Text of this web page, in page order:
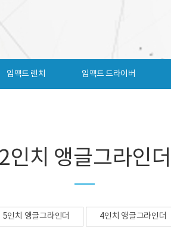
임팩트 렌치 임팩트 드라이버
2인치 앵글그라인더
5인치 앵글그라인더 4인치 앵글그라인더